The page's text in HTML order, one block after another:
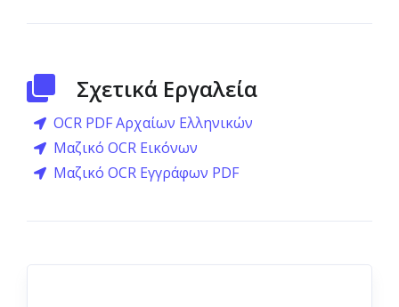
Σχετικά Εργαλεία
OCR PDF Αρχαίων Ελληνικών
Μαζικό OCR Εικόνων
Μαζικό OCR Εγγράφων PDF